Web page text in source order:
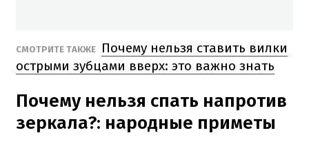
СМОТРИТЕ ТАКЖЕ
Почему нельзя ставить вилки
острыми зубцами вверх: это важно знать
Почему нельзя спать напротив
зеркала?: народные приметы